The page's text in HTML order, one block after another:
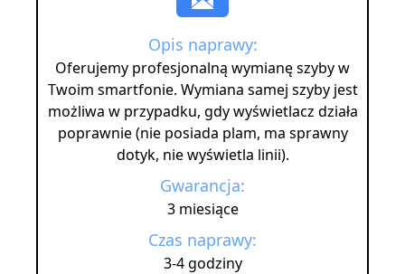
Opis naprawy:
Oferujemy profesjonalną wymianę szyby w
Twoim smartfonie. Wymiana samej szyby jest
możliwa w przypadku, gdy wyświetlacz działa
poprawnie (nie posiada plam, ma sprawny
dotyk, nie wyświetla linii).
Gwarancja:
3 miesiące
Czas naprawy:
3-4 godziny